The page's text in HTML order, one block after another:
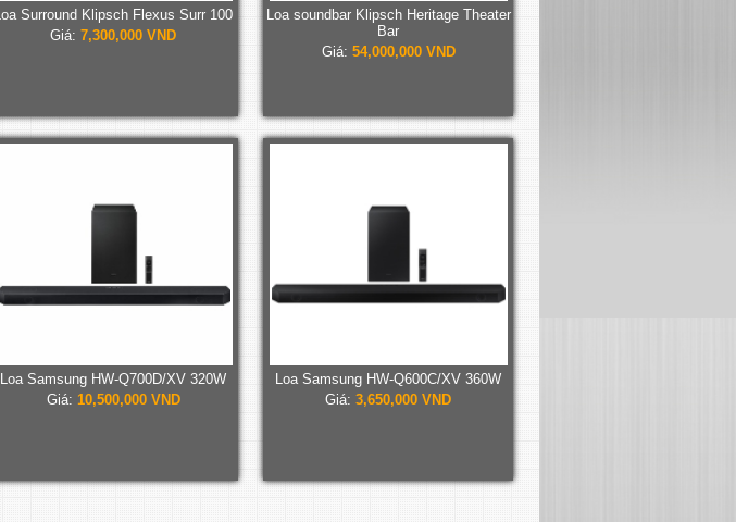
Loa Surround Klipsch Flexus Surr 100
Giá: 7,300,000 VND
Loa soundbar Klipsch Heritage Theater
Bar
Giá: 54,000,000 VND
Loa Samsung HW-Q700D/XV 320W
Giá: 10,500,000 VND
Loa Samsung HW-Q600C/XV 360W
Giá: 3,650,000 VND